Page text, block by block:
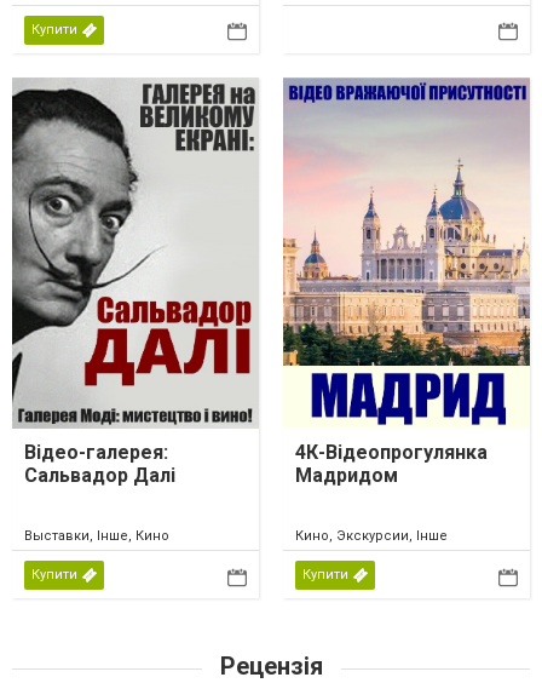
Купити
Відео-галерея:
Сальвадор Далі
Выставки, Інше, Кино
Купити
4К-Відеопрогулянка
Мадридом
Кино, Экскурсии, Інше
Купити
Рецензія